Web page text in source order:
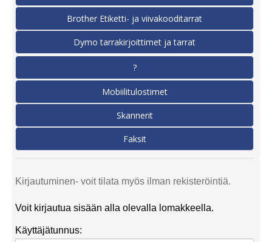
Brother Etiketti- ja viivakooditarrat
Dymo tarrakirjoittimet ja tarrat
?
Mobiilitulostimet
Skannerit
Faksit
Kirjautuminen- voit tilata myös ilman rekisteröintiä.
Voit kirjautua sisään alla olevalla lomakkeella.
Käyttäjätunnus: